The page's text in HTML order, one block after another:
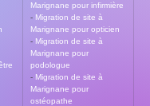
Marignane pour infirmière
- Migration de site à
Marignane pour opticien
- Migration de site à
Marignane pour
podologue
- Migration de site à
Marignane pour
ostéopathe